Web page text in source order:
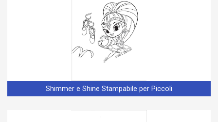
Shimmer e Shine Stampabile per Piccoli